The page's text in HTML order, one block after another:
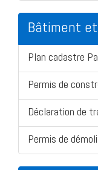
Bâtiment
Plan cadastre
Permis de
Déclaration de
Permis de